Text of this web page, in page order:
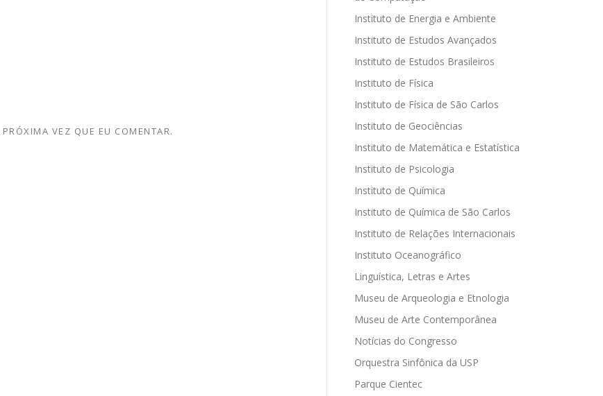
VEZ QUE EU COMENTAR.
Instituto de Energia e Ambiente
Instituto de Estudos Avançados
Instituto de Estudos Brasileiros
Instituto de Física
Instituto de Física de São Carlos
Instituto de Geociências
Instituto de Matemática e Estatística
Instituto de Psicologia
Instituto de Química
Instituto de Química de São Carlos
Instituto de Relações Internacionais
Instituto Oceanográfico
Linguística, Letras e Artes
Museu de Arqueologia e Etnologia
Museu de Arte Contemporânea
Notícias do Congresso
Orquestra Sinfônica da USP
Parque Cientec